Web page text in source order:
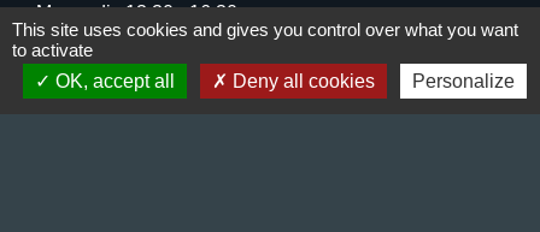
Mercredi : 13:30 - 16:30
Vendredi : 10:00 - 12:00 / 15:00 - 18:00
This site uses cookies and gives you control over what you want
to activate
OK, accept all
Deny all cookies Personalize